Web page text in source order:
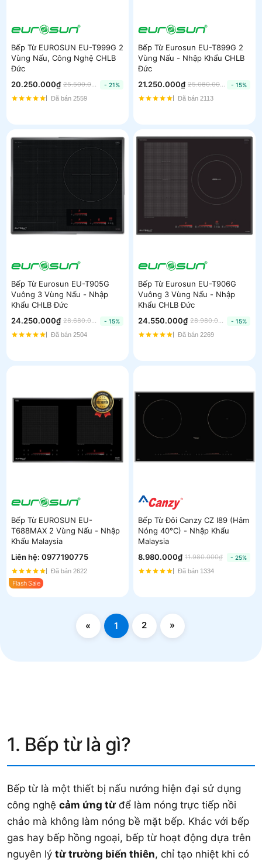
Bếp Từ EUROSUN EU-T999G 2
Vùng Nấu, Công Nghệ CHLB
Đức
20.250.000₫
- 21%
Đã bán 2559
Bếp Từ Eurosun EU-T899G 2
Vùng Nấu - Nhập Khẩu CHLB
Đức
21.250.000₫
- 15%
Đã bán 2113
Bếp Từ Eurosun EU-T905G
Vuông 3 Vùng Nấu - Nhập
Khẩu CHLB Đức
24.250.000₫
- 15%
Đã bán 2504
Bếp Từ Eurosun EU-T906G
Vuông 3 Vùng Nấu - Nhập
Khẩu CHLB Đức
24.550.000₫
- 15%
Đã bán 2269
Bếp Từ EUROSUN EU-
T688MAX 2 Vùng Nấu - Nhập
Khẩu Malaysia
Liên hệ: 0977190775
Đã bán 2622
Flash Sale
Bếp Từ Đôi Canzy CZ I89 (Hâm
Nóng 40°C) - Nhập Khẩu
Malaysia
8.980.000₫ 11.980.000₫
- 25%
Đã bán 1334
« 1 2 »
1. Bếp từ là gì?
Bếp từ là một thiết bị nấu nướng hiện đại sử dụng
công nghệ cảm ứng từđể làm nóng trực tiếp nồi
chảo mà không làm nóng bề mặt bếp. Khác với bếp
gas hay bếp hồng ngoại, bếp từ hoạt động dựa trên
nguyên lý từ trường biến thiên, chỉ tạo nhiệt khi có